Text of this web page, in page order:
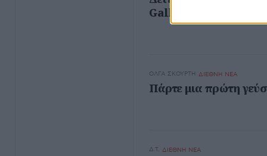
Gallagher.
ΌΛΓΑ ΣΚΟΎΡΤΗ ΔΙΕΘΝΗ ΝΕΑ
Πάρτε μια πρώτη
Δ.Τ. ΔΙΕΘΝΗ ΝΕΑ